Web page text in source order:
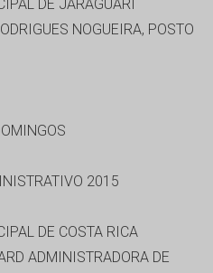
DE JARAGUARI
NOGUEIRA, POSTO
2015
DE COSTA RICA
ADMINISTRADORA DE